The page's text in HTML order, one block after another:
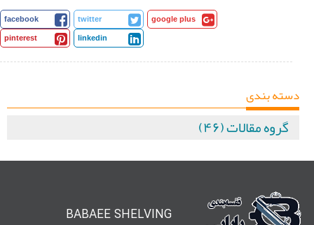
facebook twitter google plus
pinterest linkedin
دسته بندی
گروه مقالات (۴۶)
BABAEE SHELVING